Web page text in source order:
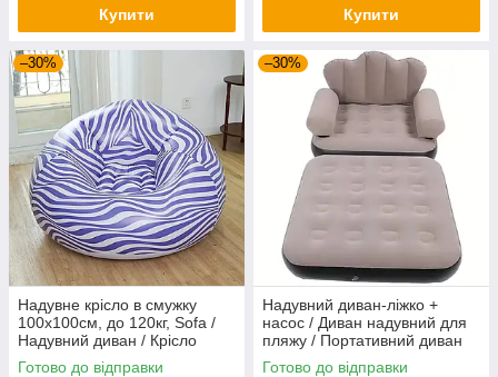
Купити Купити
–30%
Надувне крісло в смужку
100х100см, до 120кг, Sofa /
Надувний диван / Крісло
груша для дому
Готово до відправки
–30%
Надувний диван-ліжко +
насос / Диван надувний для
пляжу / Портативний диван
надувний
Готово до відправки